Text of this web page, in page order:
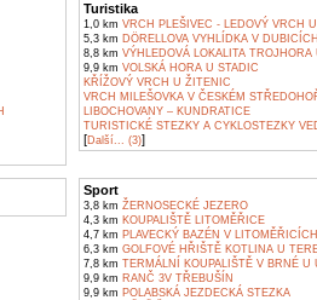
Turistika
1,0 km VRCH PLEŠIVEC - LEDOVÝ VRCH
5,3 km DÖRELLOVA VYHLÍDKA V DUBICÍCH
8,8 km VÝHLEDOVÁ LOKALITA TROJHORA
9,9 km VOLSKÁ HORA U STADIC
KŘÍŽOVÝ VRCH U ŽITENIC
VRCH MILEŠOVKA V ČESKÉM
LIBOCHOVANY – KUNDRATICE
TURISTICKÉ STEZKY A CYKLOSTEZKY
[Další... (3)]
Sport
3,8 km ŽERNOSECKÉ JEZERO
4,3 km KOUPALIŠTĚ LITOMĚŘICE
4,7 km PLAVECKÝ BAZÉN V LITOMĚŘICÍCH
6,3 km GOLFOVÉ HŘIŠTĚ KOTLINA U
7,8 km TERMÁLNÍ KOUPALIŠTĚ V BRNÉ U
9,9 km RANČ 3V TŘEBUŠÍN
9,9 km POLABSKÁ JEZDECKÁ STEZKA